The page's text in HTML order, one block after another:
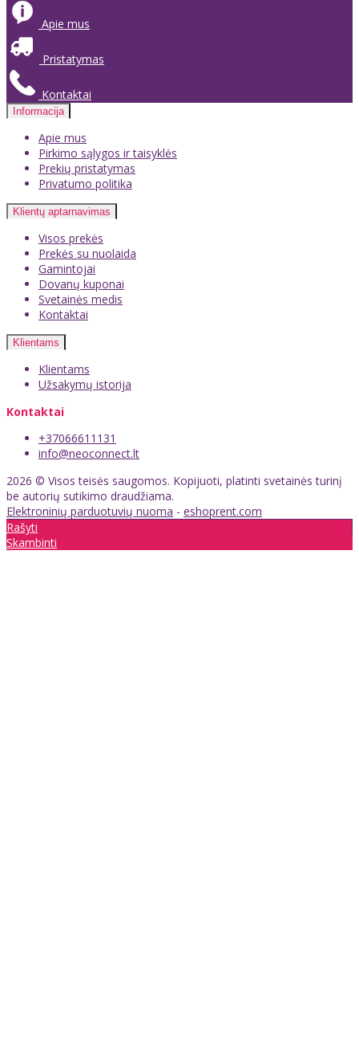
Apie mus
Pristatymas
Kontaktai
Informacija
Apie mus
Pirkimo sąlygos ir taisyklės
Prekių pristatymas
Privatumo politika
Klientų aptarnavimas
Visos prekės
Prekės su nuolaida
Gamintojai
Dovanų kuponai
Svetainės medis
Kontaktai
Klientams
Klientams
Užsakymų istorija
Kontaktai
+37066611131
info@neoconnect.lt
2026 © Visos teisės saugomos. Kopijuoti, platinti svetainės turinį
be autorių sutikimo draudžiama.
Elektroninių parduotuvių nuoma - eshoprent.com
Rašyti
Skambinti